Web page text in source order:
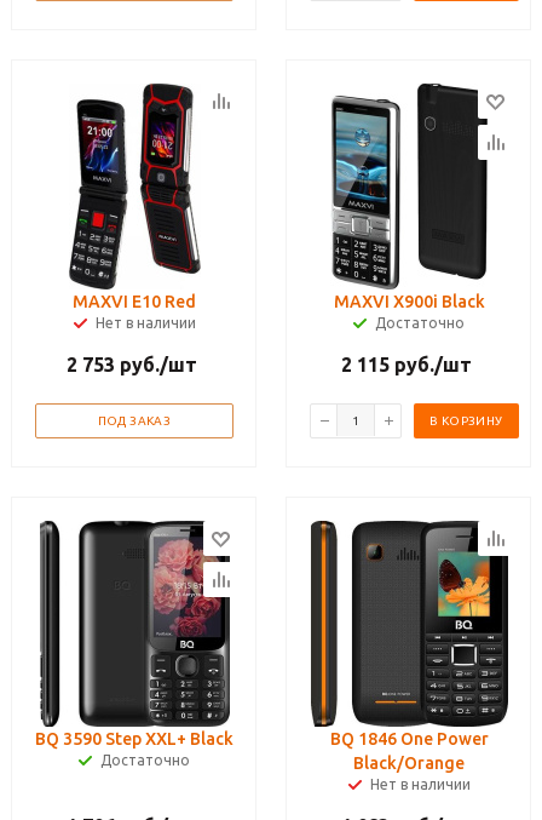
MAXVI E10 Red
Нет в наличии
2 753 руб./шт
ПОД ЗАКАЗ
MAXVI X900i Black
Достаточно
2 115 руб./шт
В КОРЗИНУ
BQ 3590 Step XXL+ Black
Достаточно
BQ 1846 One Power
Black/Orange
Нет в наличии